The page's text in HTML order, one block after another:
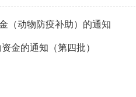
（动物防疫补助）的通知
金的通知（第四批）